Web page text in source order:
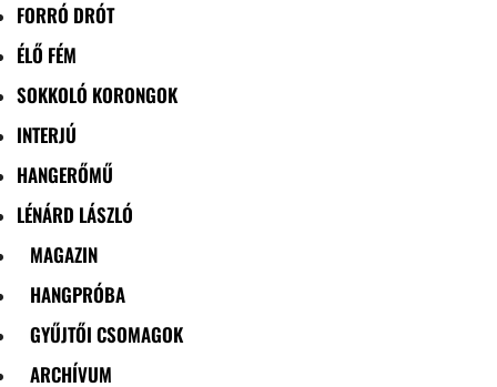
FORRÓ DRÓT
ÉLŐ FÉM
SOKKOLÓ KORONGOK
INTERJÚ
HANGERŐMŰ
LÉNÁRD LÁSZLÓ
MAGAZIN
HANGPRÓBA
GYŰJTŐI CSOMAGOK
ARCHÍVUM